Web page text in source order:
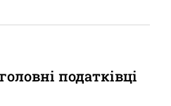
податківці